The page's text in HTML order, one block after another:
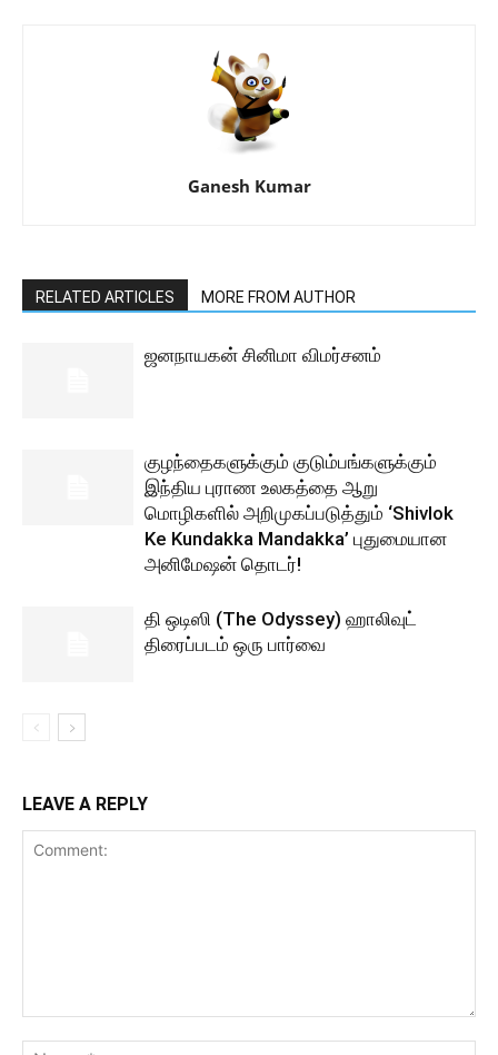
Ganesh Kumar
RELATED ARTICLES MORE FROM AUTHOR
ஜனநாயகன் சினிமா விமர்சனம்
குழந்தைகளுக்கும் குடும்பங்களுக்கும்
இந்திய புராண உலகத்தை ஆறு
மொழிகளில் அறிமுகப்படுத்தும் ‘Shivlok
Ke Kundakka Mandakka’ புதுமையான
அனிமேஷன் தொடர்!
தி ஒடிஸி (The Odyssey) ஹாலிவுட்
திரைப்படம் ஒரு பார்வை
LEAVE A REPLY